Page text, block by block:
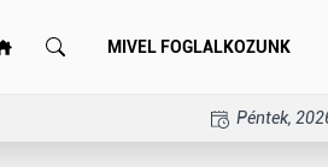
MIVEL FOGLALKOZUNK
Péntek,